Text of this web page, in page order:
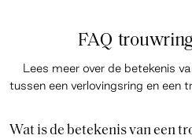
FAQ
Lees meer over de betekenis
tussen een verlovingsring en een
Wat is de betekenis van een